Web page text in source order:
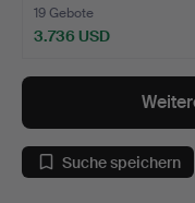
19 Gebote
3.736 USD
Suche speichern